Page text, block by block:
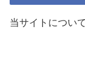
当サイトについ